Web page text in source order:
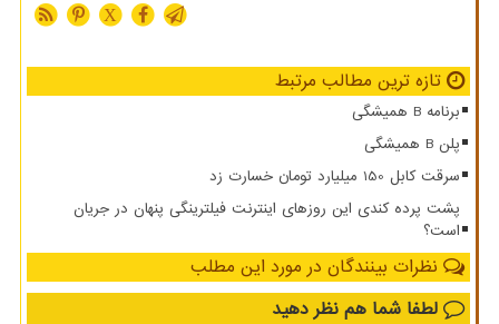
X
تازه ترین مطالب مرتبط
برنامه B همیشگی
پلن B همیشگی
سرقت کابل 150 میلیارد تومان خسارت زد
پشت پرده کندی این روزهای اینترنت فیلترینگی پنهان در جریان
است؟
نظرات بینندگان در مورد این مطلب
لطفا شما هم نظر دهید